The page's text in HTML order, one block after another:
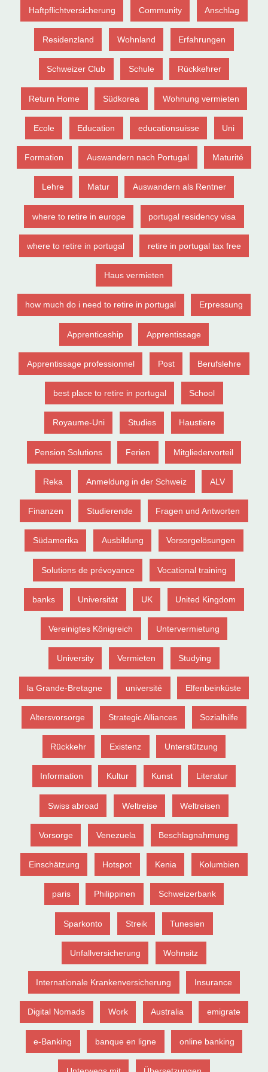
Haftpflichtversicherung Community Anschlag
Residenzland Wohnland Erfahrungen
Schweizer Club Schule Rückkehrer
Return Home Südkorea Wohnung vermieten
Ecole Education educationsuisse Uni
Formation Auswandern nach Portugal Maturité
Lehre Matur Auswandern als Rentner
where to retire in europe portugal residency visa
where to retire in portugal retire in portugal tax free
Haus vermieten
how much do i need to retire in portugal Erpressung
Apprenticeship Apprentissage
Apprentissage professionnel Post Berufslehre
best place to retire in portugal School
Royaume-Uni Studies Haustiere
Pension Solutions Ferien Mitgliedervorteil
Reka Anmeldung in der Schweiz ALV
Finanzen Studierende Fragen und Antworten
Südamerika Ausbildung Vorsorgelösungen
Solutions de prévoyance Vocational training
banks Universität UK United Kingdom
Vereinigtes Königreich Untervermietung
University Vermieten Studying
la Grande-Bretagne université Elfenbeinküste
Altersvorsorge Strategic Alliances Sozialhilfe
Rückkehr Existenz Unterstützung
Information Kultur Kunst Literatur
Swiss abroad Weltreise Weltreisen
Vorsorge Venezuela Beschlagnahmung
Einschätzung Hotspot Kenia Kolumbien
paris Philippinen Schweizerbank
Sparkonto Streik Tunesien
Unfallversicherung Wohnsitz
Internationale Krankenversicherung Insurance
Digital Nomads Work Australia emigrate
e-Banking banque en ligne online banking